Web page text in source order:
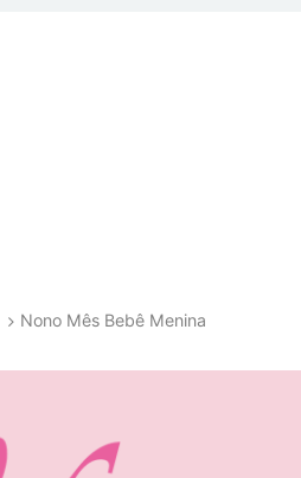
Nono Mês Bebê Menina